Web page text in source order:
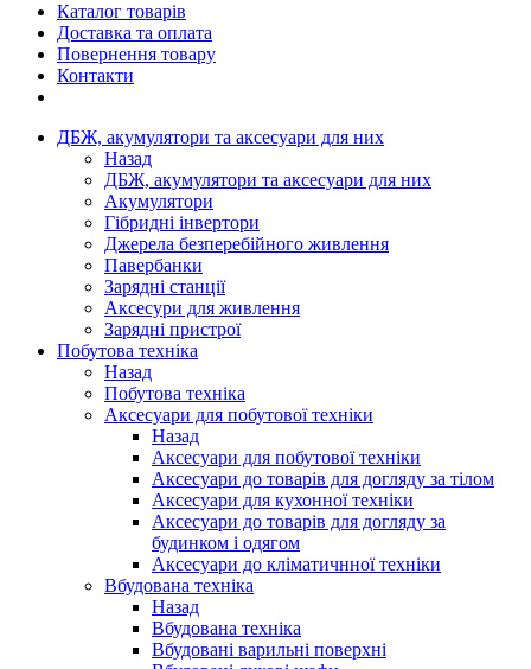
Каталог товарів
Доставка та оплата
Повернення товару
Контакти
ДБЖ, акумулятори та аксесуари для них
Назад
ДБЖ, акумулятори та аксесуари для них
Акумулятори
Гібридні інвертори
Джерела безперебійного живлення
Павербанки
Зарядні станції
Аксесури для живлення
Зарядні пристрої
Побутова техніка
Назад
Побутова техніка
Аксесуари для побутової техніки
Назад
Аксесуари для побутової техніки
Аксесуари до товарів для догляду за тілом
Аксесуари для кухонної техніки
Аксесуари до товарів для догляду за
будинком і одягом
Аксесуари до кліматичнної техніки
Вбудована техніка
Назад
Вбудована техніка
Вбудовані варильні поверхні